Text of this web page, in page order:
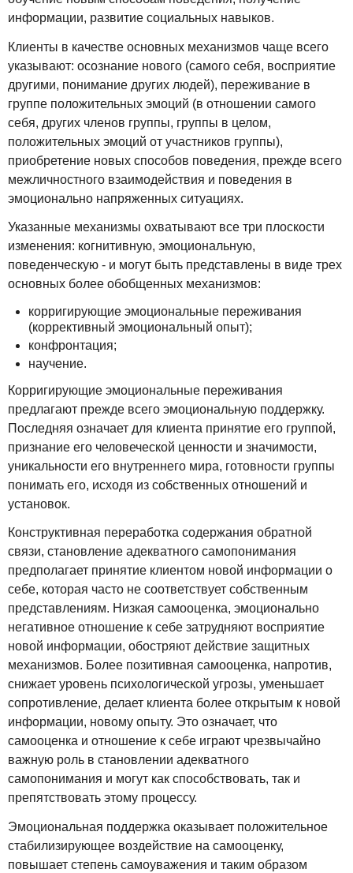
информации, развитие социальных навыков.
Клиенты в качестве основных механизмов чаще всего
указывают: осознание нового (самого себя, восприятие
другими, понимание других людей), переживание в
группе положительных эмоций (в отношении самого
себя, других членов группы, группы в целом,
положительных эмоций от участников группы),
приобретение новых способов поведения, прежде всего
межличностного взаимодействия и поведения в
эмоционально напряженных ситуациях.
Указанные механизмы охватывают все три плоскости
изменения: когнитивную, эмоциональную,
поведенческую - и могут быть представлены в виде трех
основных более обобщенных механизмов:
корригирующие эмоциональные переживания
(коррективный эмоциональный опыт);
конфронтация;
научение.
Корригирующие эмоциональные переживания
предлагают прежде всего эмоциональную поддержку.
Последняя означает для клиента принятие его группой,
признание его человеческой ценности и значимости,
уникальности его внутреннего мира, готовности группы
понимать его, исходя из собственных отношений и
установок.
Конструктивная переработка содержания обратной
связи, становление адекватного самопонимания
предполагает принятие клиентом новой информации о
себе, которая часто не соответствует собственным
представлениям. Низкая самооценка, эмоционально
негативное отношение к себе затрудняют восприятие
новой информации, обостряют действие защитных
механизмов. Более позитивная самооценка, напротив,
снижает уровень психологической угрозы, уменьшает
сопротивление, делает клиента более открытым к новой
информации, новому опыту. Это означает, что
самооценка и отношение к себе играют чрезвычайно
важную роль в становлении адекватного
самопонимания и могут как способствовать, так и
препятствовать этому процессу.
Эмоциональная поддержка оказывает положительное
стабилизирующее воздействие на самооценку,
повышает степень самоуважения и таким образом